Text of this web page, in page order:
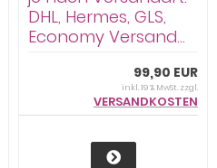
DHL, Hermes, GLS,
Economy Versand...
99,90 EUR
inkl. 19 % MwSt. zzgl.
VERSANDKOSTEN